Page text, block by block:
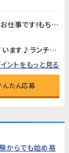
製造業未経験の方でも始め易いシンプルなお仕事です!もちろん先輩スタッフが丁寧に指導しますので安心してスタートできます!
リーズナブルでメニューも多い食堂を備えています♪ランチも楽しみのひとつ!
ントをもっと見る
んたん応募
からでも始め易